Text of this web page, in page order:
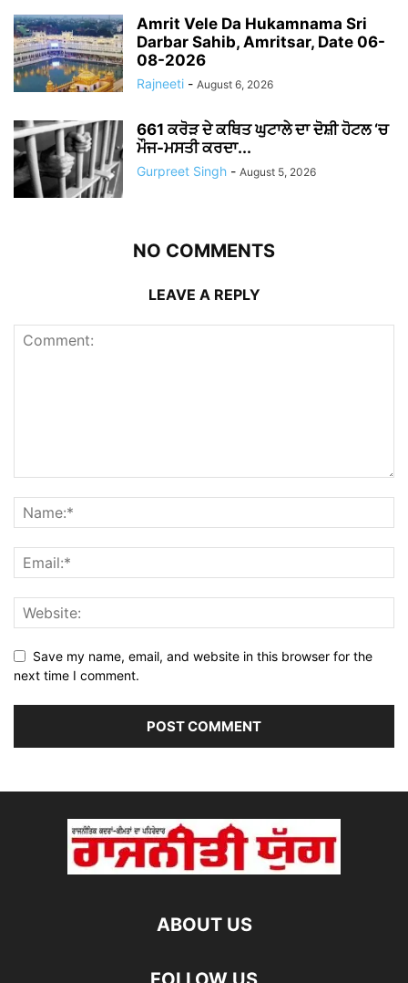
Amrit Vele Da Hukamnama Sri
Darbar Sahib, Amritsar, Date 06-
08-2026
Rajneeti - August 6, 2026
661 ਕਰੋੜ ਦੇ ਕਥਿਤ ਘੁਟਾਲੇ ਦਾ ਦੋਸ਼ੀ ਹੋਟਲ ‘ਚ
ਮੌਜ-ਮਸਤੀ ਕਰਦਾ...
Gurpreet Singh - August 5, 2026
NO COMMENTS
LEAVE A REPLY
Save my name, email, and website in this browser for the
next time I comment.
ABOUT US